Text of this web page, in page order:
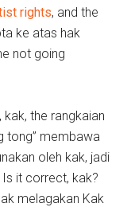
rights, and the
ke atas hak
not going
the rangkaian
tong” membawa
oleh kak, jadi
it correct, kak?
melagakan Kak